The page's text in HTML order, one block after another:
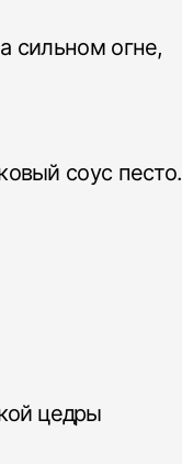
сильном огне,
соус песто.
цедры